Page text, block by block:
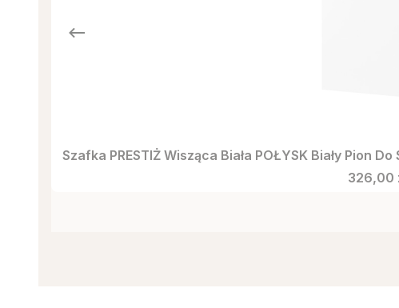
Szafka PRESTIŻ Wisząca Biała POŁYSK Biały Pion
Cena
326,00